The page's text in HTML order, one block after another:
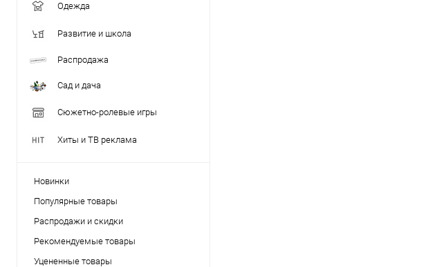
Одежда
Развитие и школа
Распродажа
Сад и дача
Сюжетно-ролевые игры
Хиты и ТВ реклама
Новинки
Популярные товары
Распродажи и скидки
Рекомендуемые товары
Уцененные товары